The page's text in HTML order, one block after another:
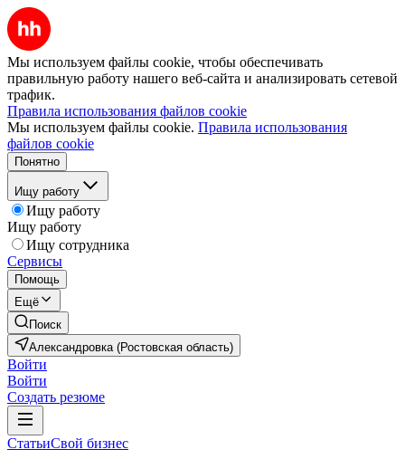
Мы используем файлы cookie, чтобы обеспечивать
правильную работу нашего веб-сайта и анализировать сетевой
трафик.
Правила использования файлов cookie
Мы используем файлы cookie. Правила использования
файлов cookie
Понятно
Ищу работу
Ищу работу
Ищу работу
Ищу сотрудника
Сервисы
Помощь
Ещё
Поиск
Александровка (Ростовская область)
Войти
Войти
Создать резюме
СтатьиСвой бизнес